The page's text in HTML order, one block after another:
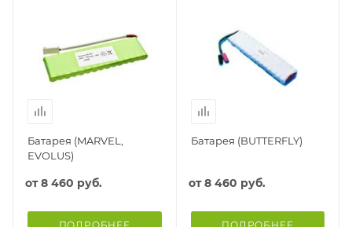
Батарея (MARVEL,
EVOLUS)
от8 460 руб.
ПОДРОБНЕЕ
Батарея (BUTTERFLY)
от8 460 руб.
ПОДРОБНЕЕ